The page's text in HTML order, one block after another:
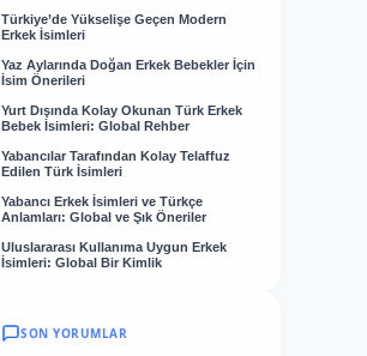
Türkiye’de Yükselişe Geçen Modern
Erkek İsimleri
Yaz Aylarında Doğan Erkek Bebekler İçin
İsim Önerileri
Yurt Dışında Kolay Okunan Türk Erkek
Bebek İsimleri: Global Rehber
Yabancılar Tarafından Kolay Telaffuz
Edilen Türk İsimleri
Yabancı Erkek İsimleri ve Türkçe
Anlamları: Global ve Şık Öneriler
Uluslararası Kullanıma Uygun Erkek
İsimleri: Global Bir Kimlik
SON YORUMLAR